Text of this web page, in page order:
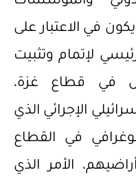
في الاعتبار على
لإتمام وتثبيت
في قطاع غزة،
الإجرائي الذي
في القطاع
الأمر الذي